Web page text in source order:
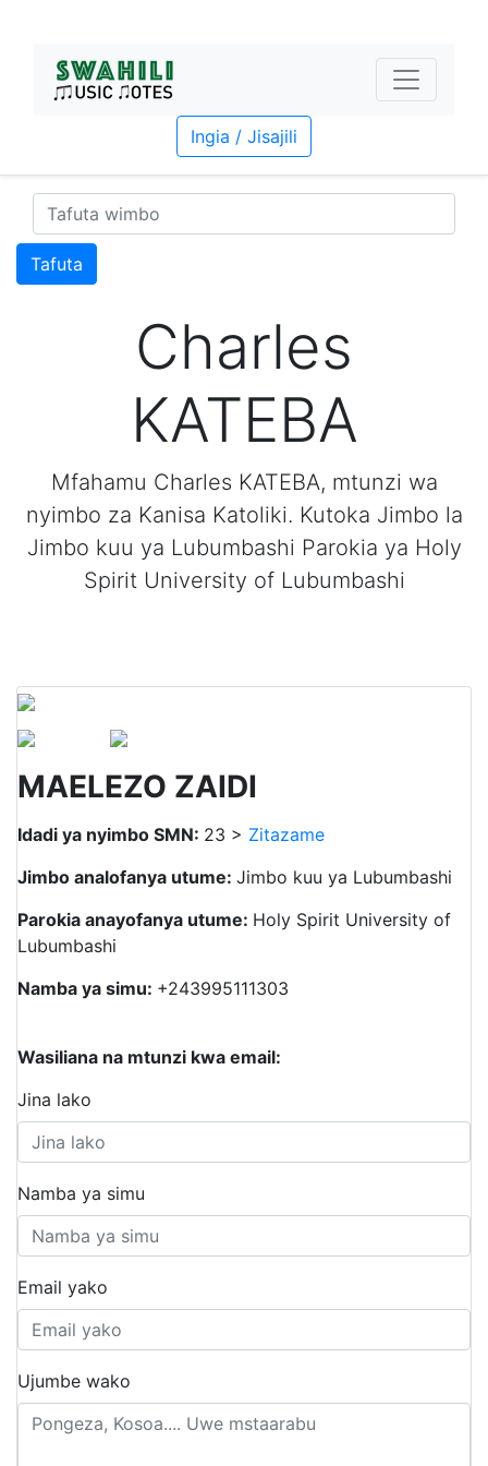
Ingia / Jisajili
Tafuta
Charles
KATEBA
Mfahamu Charles KATEBA, mtunzi wa
nyimbo za Kanisa Katoliki. Kutoka Jimbo la
Jimbo kuu ya Lubumbashi Parokia ya Holy
Spirit University of Lubumbashi
MAELEZO ZAIDI
Idadi ya nyimbo SMN: 23 > Zitazame
Jimbo analofanya utume: Jimbo kuu ya Lubumbashi
Parokia anayofanya utume: Holy Spirit University of
Lubumbashi
Namba ya simu: +243995111303
Wasiliana na mtunzi kwa email:
Jina lako
Namba ya simu
Email yako
Ujumbe wako